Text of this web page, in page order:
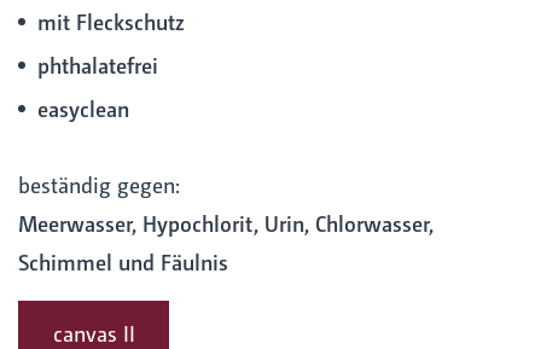
mit Fleckschutz
phthalatefrei
easyclean
beständig gegen:
Meerwasser, Hypochlorit, Urin, Chlorwasser,
Schimmel und Fäulnis
canvas II